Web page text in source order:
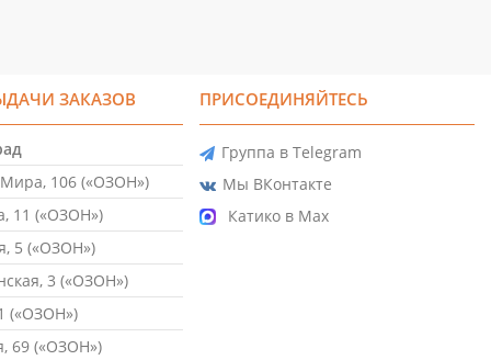
ЗАКАЗОВ
106 («ОЗОН»)
11 («ОЗОН»)
5 («ОЗОН»)
3 («ОЗОН»)
(«ОЗОН»)
69 («ОЗОН»)
ПРИСОЕДИНЯЙТЕСЬ
Группа в Telegram
Мы ВКонтакте
Катико в Max